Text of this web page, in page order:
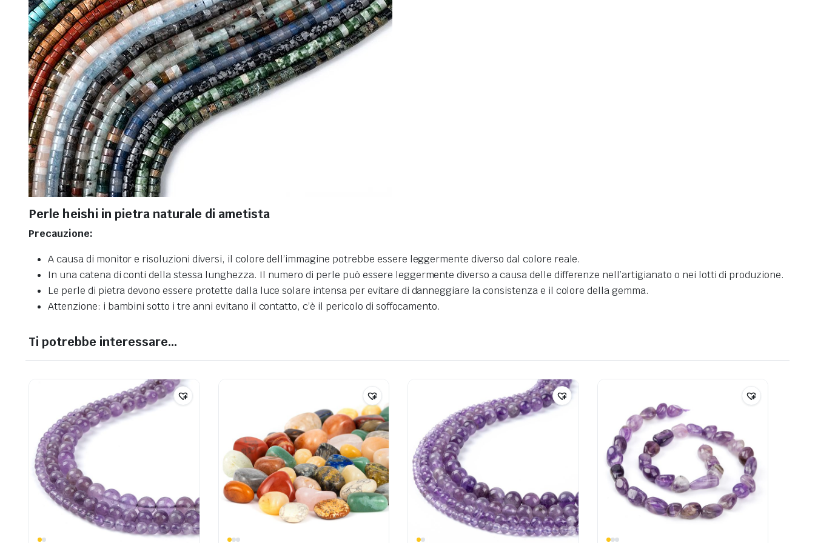
Perle heishi in pietra naturale di ametista
Precauzione:
A causa di monitor e risoluzioni diversi, il colore dell’immagine potrebbe essere leggermente diverso dal colore reale.
In una catena di conti della stessa lunghezza. Il numero di perle può essere leggermente diverso a causa delle differenze nell’artigianato o nei lotti di produzione.
Le perle di pietra devono essere protette dalla luce solare intensa per evitare di danneggiare la consistenza e il colore della gemma.
Attenzione: i bambini sotto i tre anni evitano il contatto, c’è il pericolo di soffocamento.
Ti potrebbe interessare…